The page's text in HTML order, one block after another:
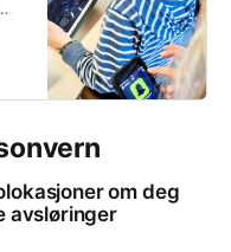
om deg
avsløringer